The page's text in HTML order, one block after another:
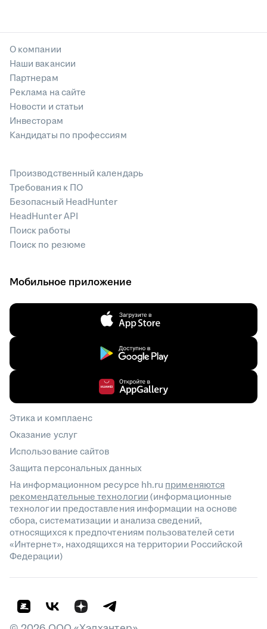
О компании
Наши вакансии
Партнерам
Реклама на сайте
Новости и статьи
Инвесторам
Кандидаты по профессиям
Производственный календарь
Требования к ПО
Безопасный HeadHunter
HeadHunter API
Поиск работы
Поиск по резюме
Мобильное приложение
Этика и комплаенс
Оказание услуг
Использование сайтов
Защита персональных данных
На информационном ресурсе hh.ru применяются
рекомендательные технологии(информационные
технологии предоставления информации на основе
сбора, систематизации и анализа сведений,
относящихся к предпочтениям пользователей сети
«Интернет», находящихся на территории Российской
Федерации)